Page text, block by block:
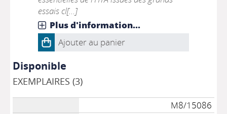
essais cl[...]
Plus d'information...
Ajouter au panier
Disponible
EXEMPLAIRES (3)
M8/15086